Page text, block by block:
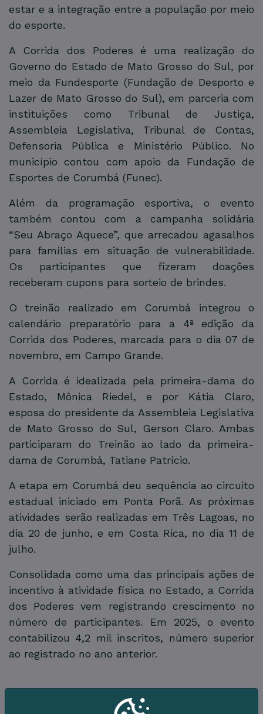
estar e a integração entre a população por meio
do esporte.
A Corrida dos Poderes é uma realização do
Governo do Estado de Mato Grosso do Sul, por
meio da Fundesporte (Fundação de Desporto e
Lazer de Mato Grosso do Sul), em parceria com
instituições como Tribunal de Justiça,
Assembleia Legislativa, Tribunal de Contas,
Defensoria Pública e Ministério Público. No
município contou com apoio da Fundação de
Esportes de Corumbá (Funec).
Além da programação esportiva, o evento
também contou com a campanha solidária
“Seu Abraço Aquece”, que arrecadou agasalhos
para famílias em situação de vulnerabilidade.
Os participantes que fizeram doações
receberam cupons para sorteio de brindes.
O treinão realizado em Corumbá integrou o
calendário preparatório para a 4ª edição da
Corrida dos Poderes, marcada para o dia 07 de
novembro, em Campo Grande.
A Corrida é idealizada pela primeira-dama do
Estado, Mônica Riedel, e por Kátia Claro,
esposa do presidente da Assembleia Legislativa
de Mato Grosso do Sul, Gerson Claro. Ambas
participaram do Treinão ao lado da primeira-
dama de Corumbá, Tatiane Patrício.
A etapa em Corumbá deu sequência ao circuito
estadual iniciado em Ponta Porã. As próximas
atividades serão realizadas em Três Lagoas, no
dia 20 de junho, e em Costa Rica, no dia 11 de
julho.
Consolidada como uma das principais ações de
incentivo à atividade física no Estado, a Corrida
dos Poderes vem registrando crescimento no
número de participantes. Em 2025, o evento
contabilizou 4,2 mil inscritos, número superior
ao registrado no ano anterior.
Galeria de Imagens